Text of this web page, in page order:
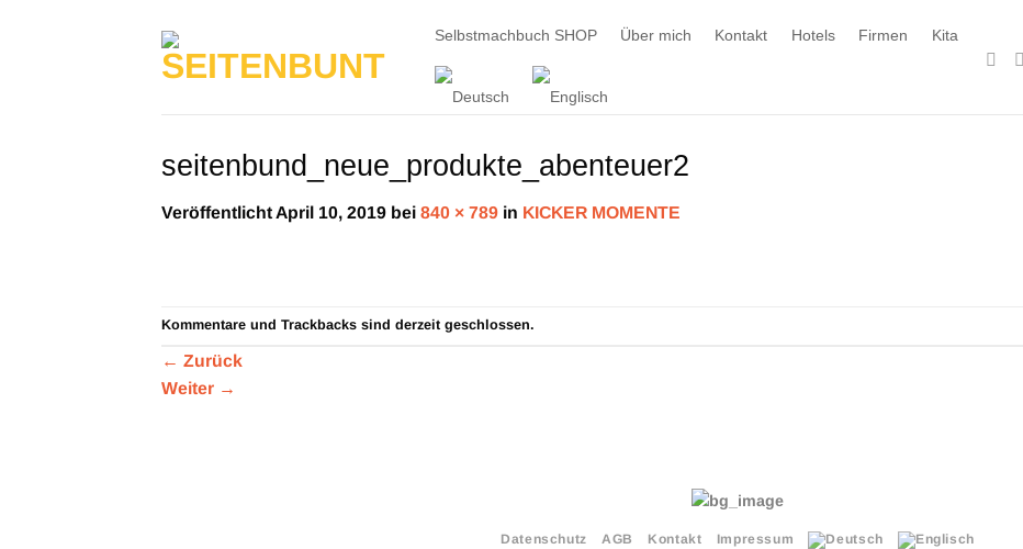
Selbstmachbuch SHOP Über mich Kontakt Hotels Firmen
Kita
seitenbund_neue_produkte_abenteuer2
VeröffentlichtApril 10, 2019 bei 840 × 789 in KICKER MOMENTE
Kommentare und Trackbacks sind derzeit geschlossen.
← Zurück
Weiter →
Datenschutz AGB Kontakt Impressum